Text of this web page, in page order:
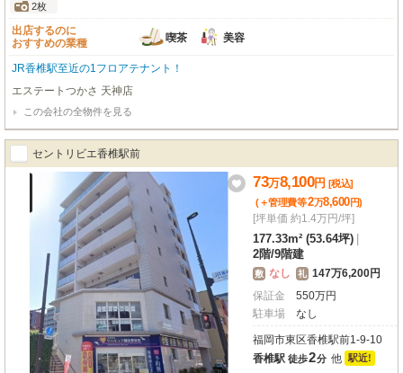
2枚
出店するのに
おすすめの業種
喫茶 美容
JR香椎駅至近の1フロアテナント！
エステートつかさ 天神店
この会社の全物件を見る
セントリビエ香椎駅前
73万8,100円 [税込]
(＋管理費等2万8,600円)
[坪単価 約1.4万円/坪]
177.33m² (53.64坪)
2階/9階建
敷 なし 礼 147万6,200円
保証金
550万円
駐車場
なし
福岡市東区香椎駅前1-9-10
香椎駅 徒歩2分 他 駅近!